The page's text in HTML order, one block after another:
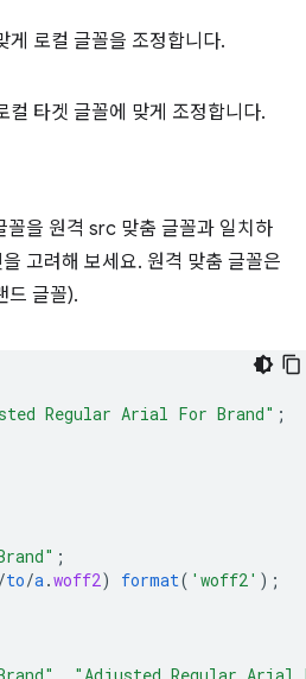
게 로컬 글꼴을 조정합니다.
컬 타겟 글꼴에 맞게 조정합니다.
꼴을 원격 src 맞춤 글꼴과 일치하
고려해 보세요. 원격 맞춤 글꼴은
드 글꼴).
Regular Arial For Brand" ;
;
/to/a.woff2) format( 'woff2' );